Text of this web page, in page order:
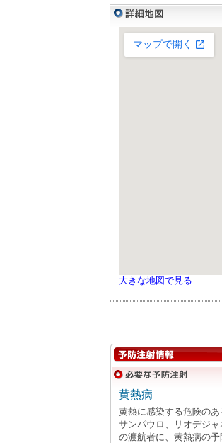
大きな地図で見る
黄熱病
黄熱に感染する危険の
サンパウロ、リオデジ
の渡航者に、黄熱病の